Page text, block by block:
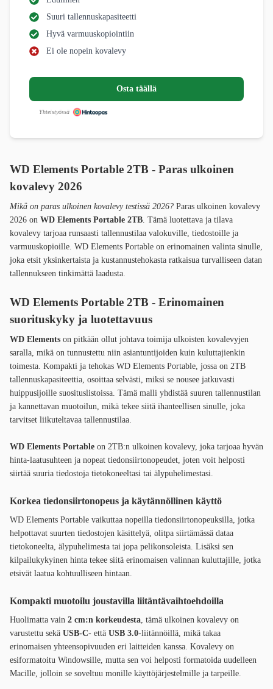
Suuri tallennuskapasiteetti
Hyvä varmuuskopiointiin
Ei ole nopein kovalevy
Osta täällä
Yhteistyössä
WD Elements Portable 2TB - Paras ulkoinen
kovalevy 2026
Mikä on paras ulkoinen kovalevy testissä 2026? Paras ulkoinen kovalevy
2026 on WD Elements Portable 2TB . Tämä luotettava ja tilava
kovalevy tarjoaa runsaasti tallennustilaa valokuville, tiedostoille ja
varmuuskopioille. WD Elements Portable on erinomainen valinta sinulle,
joka etsit yksinkertaista ja kustannustehokasta ratkaisua turvalliseen datan
tallennukseen tinkimättä laadusta.
WD Elements Portable 2TB - Erinomainen
suorituskyky ja luotettavuus
WD Elements on pitkään ollut johtava toimija ulkoisten kovalevyjen
saralla, mikä on tunnustettu niin asiantuntijoiden kuin kuluttajienkin
toimesta. Kompakti ja tehokas WD Elements Portable, jossa on 2TB
tallennuskapasiteettia, osoittaa selvästi, miksi se nousee jatkuvasti
huippusijoille suosituslistoissa. Tämä malli yhdistää suuren tallennustilan
ja kannettavan muotoilun, mikä tekee siitä ihanteellisen sinulle, joka
tarvitset liikuteltavaa tallennustilaa.
WD Elements Portable on 2TB:n ulkoinen kovalevy, joka tarjoaa hyvän
hinta-laatusuhteen ja nopeat tiedonsiirtonopeudet, joten voit helposti
siirtää suuria tiedostoja tietokoneeltasi tai älypuhelimestasi.
Korkea tiedonsiirtonopeus ja käytännöllinen käyttö
WD Elements Portable vaikuttaa nopeilla tiedonsiirtonopeuksilla, jotka
helpottavat suurten tiedostojen käsittelyä, olitpa siirtämässä dataa
tietokoneelta, älypuhelimesta tai jopa pelikonsoleista. Lisäksi sen
kilpailukykyinen hinta tekee siitä erinomaisen valinnan kuluttajille, jotka
etsivät laatua kohtuulliseen hintaan.
Kompakti muotoilu joustavilla liitäntävaihtoehdoilla
Huolimatta vain 2 cm:n korkeudesta , tämä ulkoinen kovalevy on
varustettu sekä USB-C- että USB 3.0-liitännöillä, mikä takaa
erinomaisen yhteensopivuuden eri laitteiden kanssa. Kovalevy on
esiformatoitu Windowsille, mutta sen voi helposti formatoida uudelleen
Macille, jolloin se soveltuu monille käyttöjärjestelmille ja tarpeille.